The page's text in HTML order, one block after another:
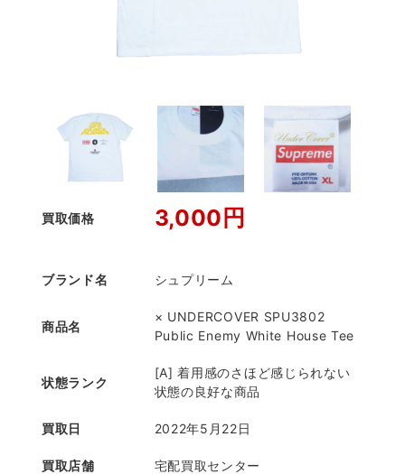
買取価格 3,000円
ブランド名 シュプリーム
商品名
× UNDERCOVER SPU3802
Public Enemy White House Tee
状態ランク
[A] 着用感のさほど感じられない
状態の良好な商品
買取日 2022年5月22日
買取店舗 宅配買取センター